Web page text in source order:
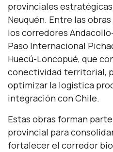
provinciales
Neuquén. Entre las
los corredores
Paso Internacional
Huecú-Loncopué, que
conectividad territorial,
optimizar la logística
integración con Chile.
Estas obras forman
provincial para
fortalecer el corredor